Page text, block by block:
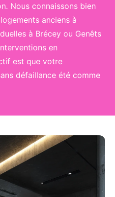
Nous connaissons bien
anciens à
à Brécey ou Genêts
en
est que votre
défaillance été comme